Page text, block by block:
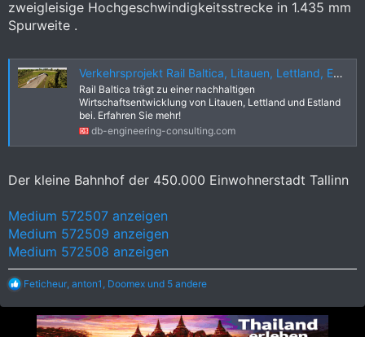
zweigleisige Hochgeschwindigkeitsstrecke in 1.435 mm
Spurweite .
Verkehrsprojekt Rail Baltica, Litauen, Lettland, Estland
Rail Baltica trägt zu einer nachhaltigen
Wirtschaftsentwicklung von Litauen, Lettland und Estland
bei. Erfahren Sie mehr!
db-engineering-consulting.com
Der kleine Bahnhof der 450.000 Einwohnerstadt Tallinn
Medium 572507 anzeigen
Medium 572509 anzeigen
Medium 572508 anzeigen
R
a
Feticheur, anton1 , Doomex und 5 andere